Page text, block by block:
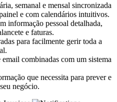
semanal e mensal sincronizada
e com calendários intuitivos.
informação pessoal detalhada,
e faturas.
para facilmente gerir toda a
combinadas com um sistema
que necessita para prever e
negócio.